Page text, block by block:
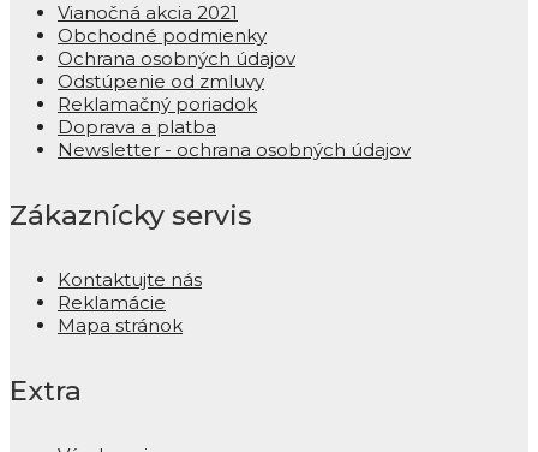
Vianočná akcia 2021
Obchodné podmienky
Ochrana osobných údajov
Odstúpenie od zmluvy
Reklamačný poriadok
Doprava a platba
Newsletter - ochrana osobných údajov
Zákaznícky servis
Kontaktujte nás
Reklamácie
Mapa stránok
Extra